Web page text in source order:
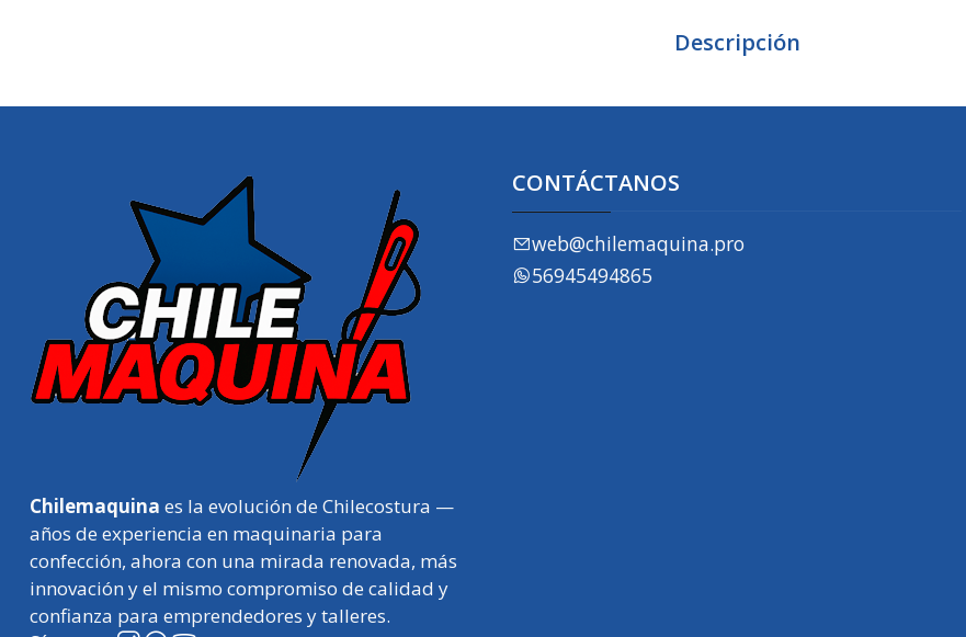
Descripción
Chilemaquina es la evolución de Chilecostura —
años de experiencia en maquinaria para
confección, ahora con una mirada renovada, más
innovación y el mismo compromiso de calidad y
confianza para emprendedores y talleres.
CONTÁCTANOS
web@chilemaquina.pro
56945494865